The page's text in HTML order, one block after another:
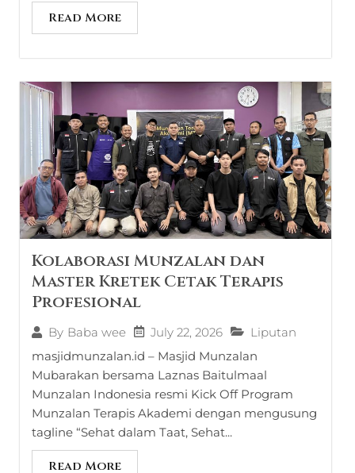
Read More
Kolaborasi Munzalan dan
Master Kretek Cetak Terapis
Profesional
By Baba wee July 22, 2026
Liputan
masjidmunzalan.id – Masjid Munzalan
Mubarakan bersama Laznas Baitulmaal
Munzalan Indonesia resmi Kick Off Program
Munzalan Terapis Akademi dengan mengusung
tagline “Sehat dalam Taat, Sehat...
Read More